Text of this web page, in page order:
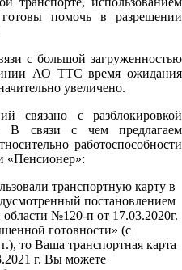
помочь в разрешении
с большой загруженностью
АО ТТС время ожидания
увеличено.
связано с разблокировкой
В связи с чем предлагаем
работоспособности
«Пенсионер»:
транспортную карту в
постановлением
№120-п от 17.03.2020г.
готовности» (с
то Ваша транспортная карта
г. Вы можете